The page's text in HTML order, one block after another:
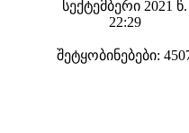
სექტემბერი 2021 წ.
22:29
შეტყობინებები: